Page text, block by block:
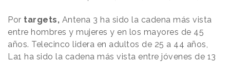
Por targets, Antena 3 ha sido la cadena más vista
entre hombres y mujeres y en los mayores de 45
años. Telecinco lidera en adultos de 25 a 44 años,
La1 ha sido la cadena más vista entre jóvenes de 13